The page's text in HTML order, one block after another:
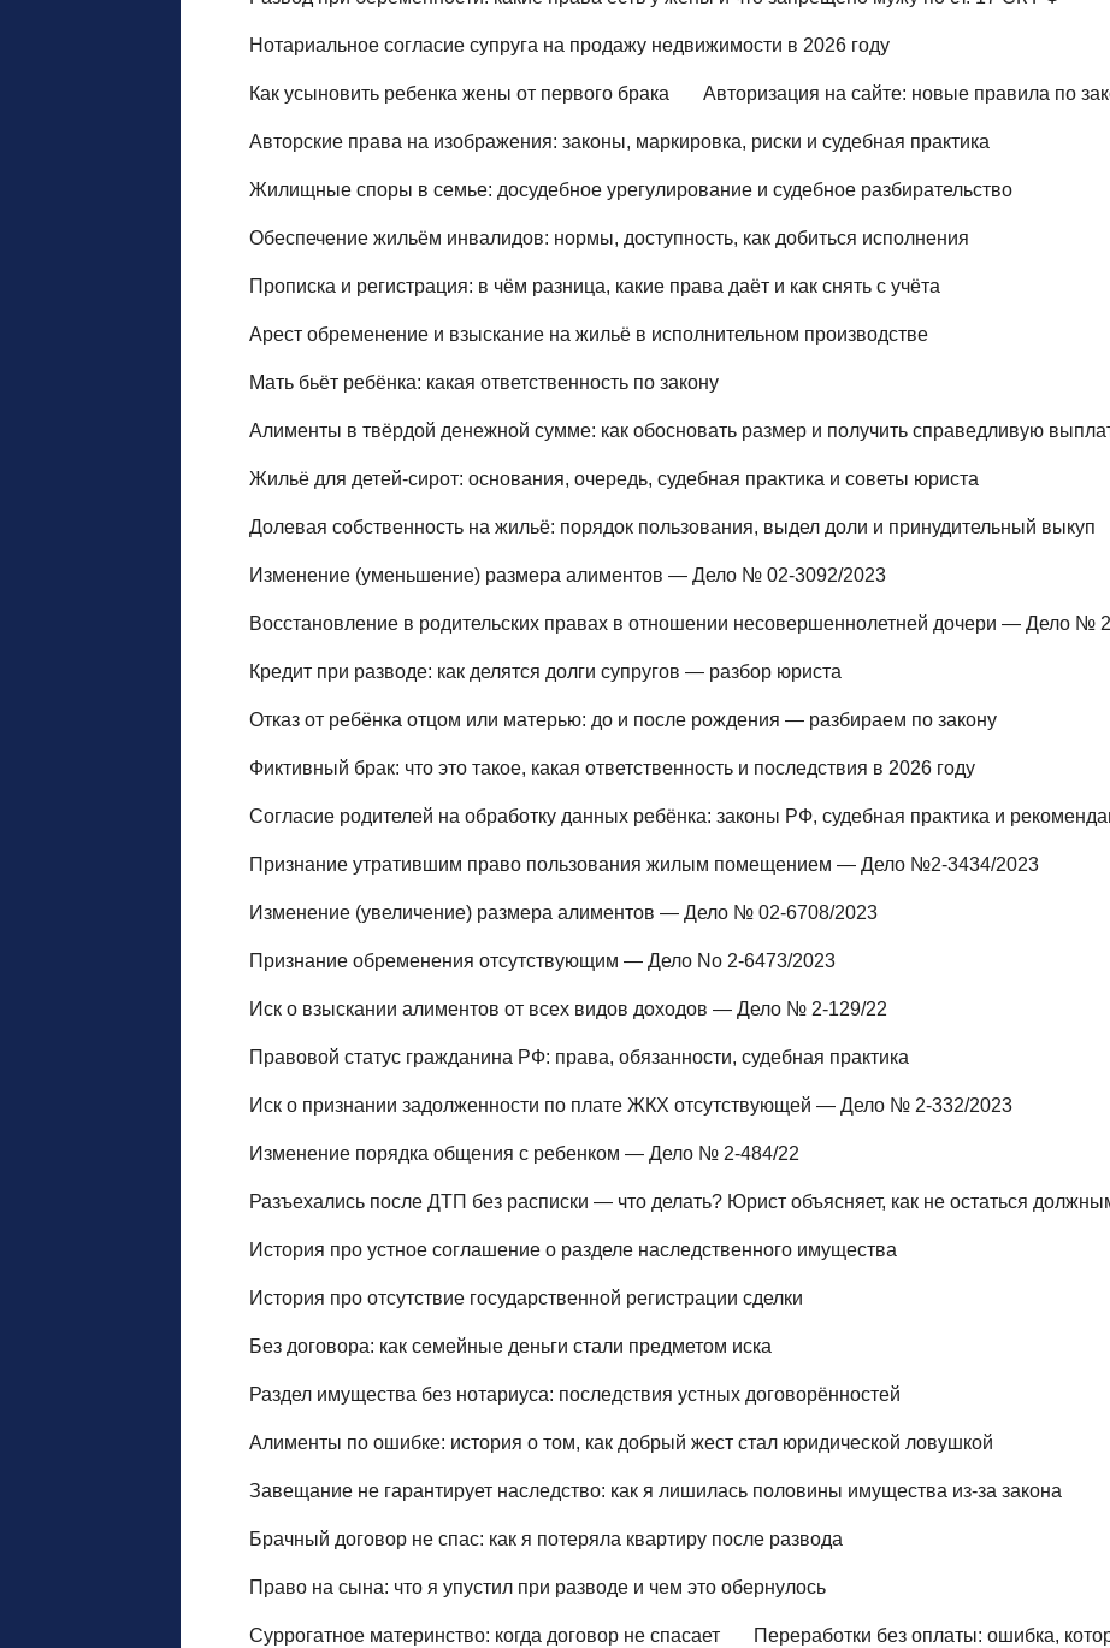
Нотариальное согласие супруга на продажу недвижимости в 2026 году
Как усыновить ребенка жены от первого брака Авторизация на сайте: новые правила по
Авторские права на изображения: законы, маркировка, риски и судебная практика
Жилищные споры в семье: досудебное урегулирование и судебное разбирательство
Обеспечение жильём инвалидов: нормы, доступность, как добиться исполнения
Прописка и регистрация: в чём разница, какие права даёт и как снять с учёта
Арест обременение и взыскание на жильё в исполнительном производстве
Мать бьёт ребёнка: какая ответственность по закону
Алименты в твёрдой денежной сумме: как обосновать размер и получить справедливую
Жильё для детей‑сирот: основания, очередь, судебная практика и советы юриста
Долевая собственность на жильё: порядок пользования, выдел доли и принудительный выкуп
Изменение (уменьшение) размера алиментов — Дело № 02-3092/2023
Восстановление в родительских правах в отношении несовершеннолетней дочери — Дело №
Кредит при разводе: как делятся долги супругов — разбор юриста
Отказ от ребёнка отцом или матерью: до и после рождения — разбираем по закону
Фиктивный брак: что это такое, какая ответственность и последствия в 2026 году
Согласие родителей на обработку данных ребёнка: законы РФ, судебная практика и
Признание утратившим право пользования жилым помещением — Дело №2-3434/2023
Изменение (увеличение) размера алиментов — Дело № 02-6708/2023
Признание обременения отсутствующим — Дело No 2-6473/2023
Иск о взыскании алиментов от всех видов доходов — Дело № 2-129/22
Правовой статус гражданина РФ: права, обязанности, судебная практика
Иск о признании задолженности по плате ЖКХ отсутствующей — Дело № 2-332/2023
Изменение порядка общения с ребенком — Дело № 2-484/22
Разъехались после ДТП без расписки — что делать? Юрист объясняет, как не остаться
История про устное соглашение о разделе наследственного имущества
История про отсутствие государственной регистрации сделки
Без договора: как семейные деньги стали предметом иска
Раздел имущества без нотариуса: последствия устных договорённостей
Алименты по ошибке: история о том, как добрый жест стал юридической ловушкой
Завещание не гарантирует наследство: как я лишилась половины имущества из‑за закона
Брачный договор не спас: как я потеряла квартиру после развода
Право на сына: что я упустил при разводе и чем это обернулось
Суррогатное материнство: когда договор не спасает Переработки без оплаты: ошибка,